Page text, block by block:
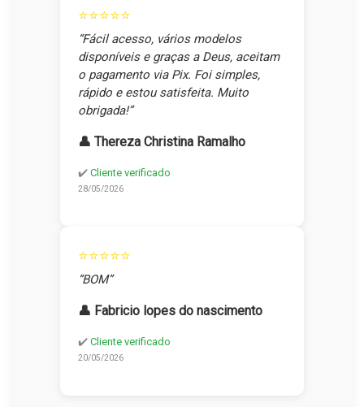
⭐⭐⭐⭐⭐
“Fácil acesso, vários modelos
disponíveis e graças a Deus, aceitam
o pagamento via Pix. Foi simples,
rápido e estou satisfeita. Muito
obrigada!”
👤 Thereza Christina Ramalho
✔️ Cliente verificado
28/05/2026
⭐⭐⭐⭐⭐
“BOM”
👤 Fabricio lopes do nascimento
✔️ Cliente verificado
20/05/2026